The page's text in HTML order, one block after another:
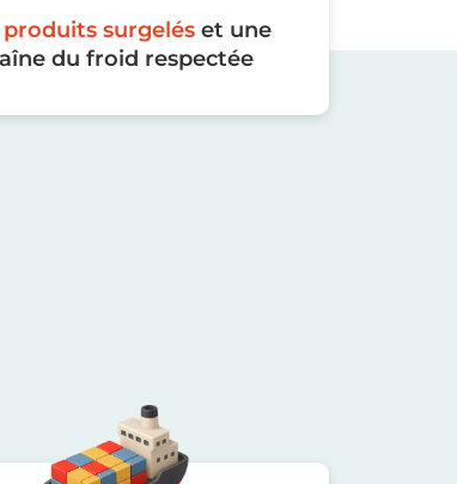
produits surgeléset une
du froid respectée